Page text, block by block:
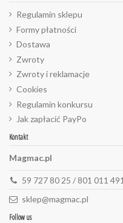
Regulamin sklepu
Formy płatności
Dostawa
Zwroty
Zwroty i reklamacje
Cookies
Regulamin konkursu
Jak zapłacić PayPo
Kontakt
Magmac.pl
59 727 80 25 / 801 011
sklep@magmac.pl
Follow us